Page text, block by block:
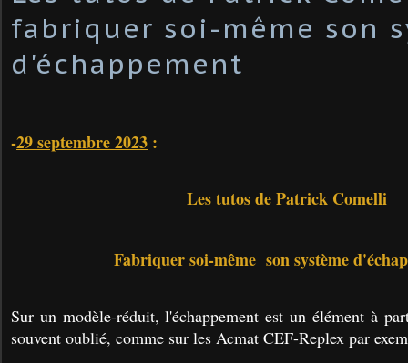
fabriquer soi-même son
d'échappement
-29 septembre 2023 :
Les tutos de Patrick Comelli
Fabriquer soi-même son système
Sur un modèle-réduit, l'échappement est un élément à
souvent oublié, comme sur les Acmat CEF-Replex par